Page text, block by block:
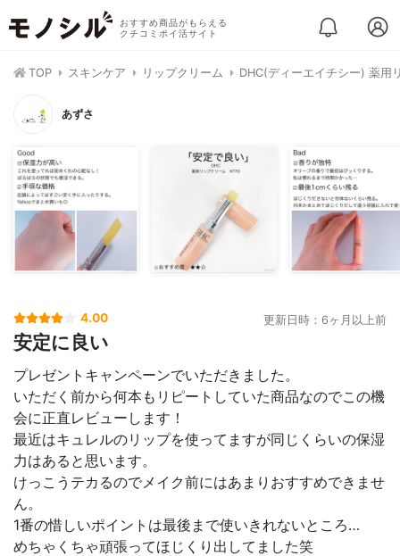
おすすめ商品がもらえる
クチコミポイ活サイト
TOP スキンケア リップクリーム DHC(ディーエイチシー) 薬用
あずさ
4.00 更新日時：6ヶ月以上前
安定に良い
プレゼントキャンペーンでいただきました。
いただく前から何本もリピートしていた商品なのでこの機
会に正直レビューします！
最近はキュレルのリップを使ってますが同じくらいの保湿
力はあると思います。
けっこうテカるのでメイク前にはあまりおすすめできませ
ん。
1番の惜しいポイントは最後まで使いきれないところ…
めちゃくちゃ頑張ってほじくり出してました笑